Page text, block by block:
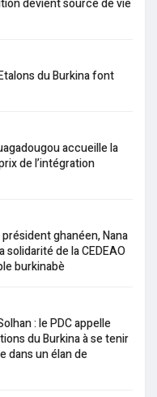
du Burkina font
accueille la
de l’intégration
ghanéen, Nana
de la CEDEAO
burkinabè
: le PDC appelle
du Burkina à se tenir
dans un élan de